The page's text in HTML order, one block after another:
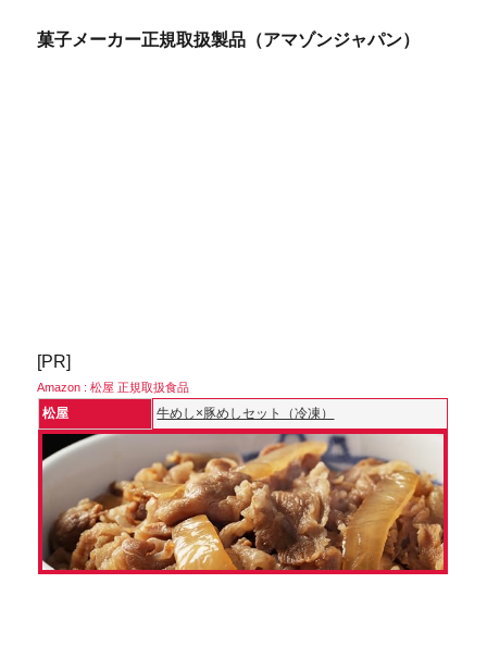
菓子メーカー正規取扱製品（アマゾンジャパン）
[PR]
Amazon : 松屋 正規取扱食品
松屋 牛めし×豚めしセット（冷凍）